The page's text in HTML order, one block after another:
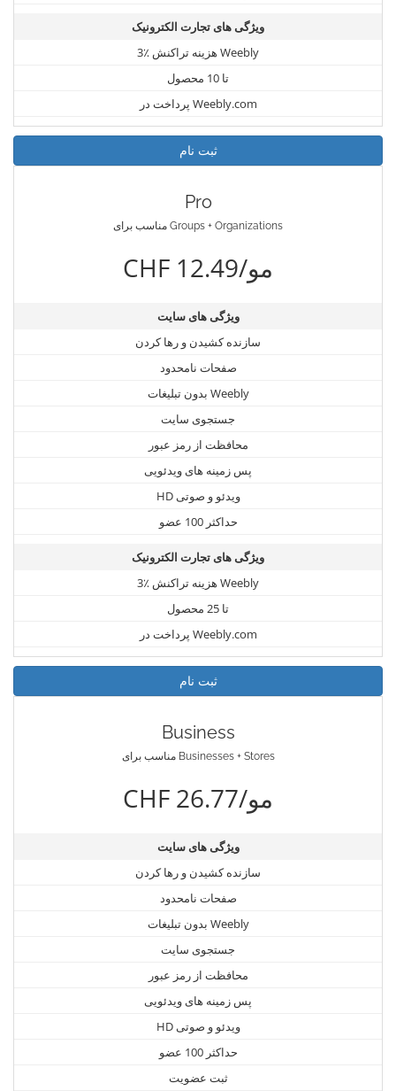
ویژگی های تجارت الکترونیک
3٪ هزینه تراکنش Weebly
تا 10 محصول
پرداخت در Weebly.com
ثبت نام
Pro
مناسب برای Groups + Organizations
CHF 12.49/مو
ویژگی های سایت
سازنده کشیدن و رها کردن
صفحات نامحدود
بدون تبلیغات Weebly
جستجوی سایت
محافظت از رمز عبور
پس زمینه های ویدئویی
HD ویدئو و صوتی
حداکثر 100 عضو
ویژگی های تجارت الکترونیک
3٪ هزینه تراکنش Weebly
تا 25 محصول
پرداخت در Weebly.com
ثبت نام
Business
مناسب برای Businesses + Stores
CHF 26.77/مو
ویژگی های سایت
سازنده کشیدن و رها کردن
صفحات نامحدود
بدون تبلیغات Weebly
جستجوی سایت
محافظت از رمز عبور
پس زمینه های ویدئویی
HD ویدئو و صوتی
حداکثر 100 عضو
ثبت عضویت